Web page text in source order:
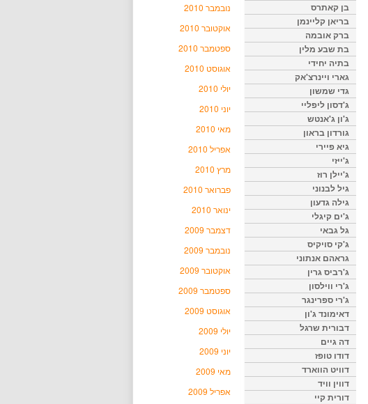
נובמבר 2010
אוקטובר 2010
ספטמבר 2010
אוגוסט 2010
יולי 2010
יוני 2010
מאי 2010
אפריל 2010
מרץ 2010
פברואר 2010
ינואר 2010
דצמבר 2009
נובמבר 2009
אוקטובר 2009
ספטמבר 2009
אוגוסט 2009
יולי 2009
יוני 2009
מאי 2009
אפריל 2009
בן קאתרס
בריאן קליינמן
ברק אובמה
בת שבע מלין
בתיה יחידי
גארי ויינרצ'אק
גדי שמשון
ג'דסון ליפליי
ג'ון ג'אנטש
גורדון בראון
גיא פיירי
ג'ייזי
ג'יילן רוז
גיל לבנוני
גילה גדעון
ג'ים קיגלי
גל גבאי
ג'קי סויקיס
גראהם אנתוני
ג'רביס גרין
ג'רי ווילסון
ג'רי ספרינגר
דאימונד ג'ון
דבורית שרגל
דה גיים
דודו טופז
דוויט הווארד
דווין וויד
דורית קיי